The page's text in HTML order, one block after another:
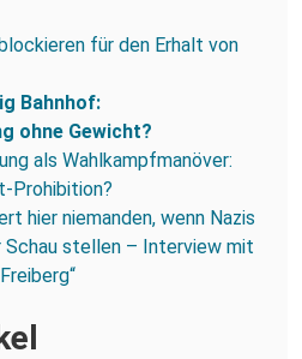
für den Erhalt von
Bahnhof:
ohne Gewicht?
als Wahlkampfmanöver:
Prohibition?
hier niemanden, wenn Nazis
Schau stellen – Interview mit